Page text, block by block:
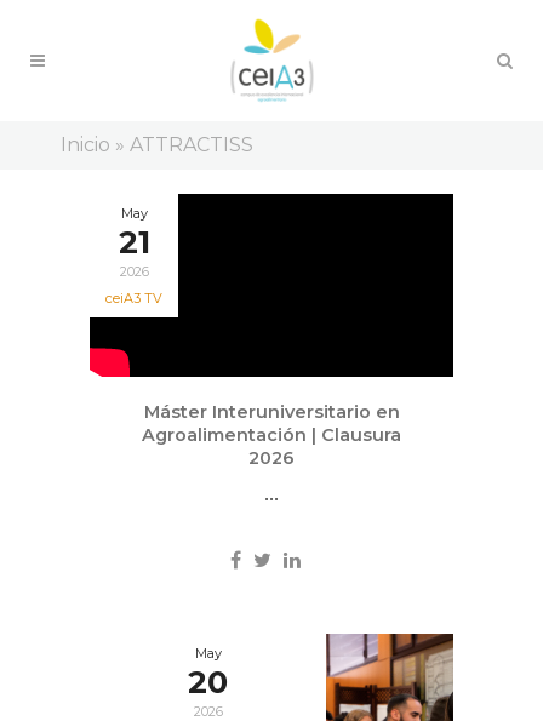
Inicio » ATTRACTISS
May
21
2026
ceiA3 TV
Máster Interuniversitario en
Agroalimentación | Clausura
2026
...
May
20
2026